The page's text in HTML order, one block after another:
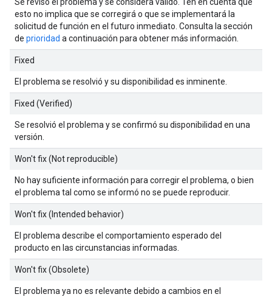
esto no implica que se corregirá o que se implementará la
solicitud de función en el futuro inmediato. Consulta la sección
de prioridad a continuación para obtener más información.
Fixed
El problema se resolvió y su disponibilidad es inminente.
Fixed (Verified)
Se resolvió el problema y se confirmó su disponibilidad en una
versión.
Won't fix (Not reproducible)
No hay suficiente información para corregir el problema, o bien
el problema tal como se informó no se puede reproducir.
Won't fix (Intended behavior)
El problema describe el comportamiento esperado del
producto en las circunstancias informadas.
Won't fix (Obsolete)
El problema ya no es relevante debido a cambios en el